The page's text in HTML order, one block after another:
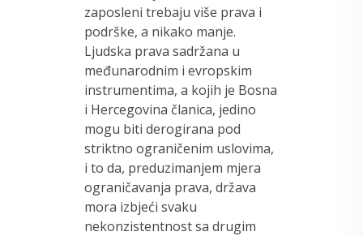
zaposleni trebaju više prava i
podrške, a nikako manje.
Ljudska prava sadržana u
međunarodnim i evropskim
instrumentima, a kojih je Bosna
i Hercegovina članica, jedino
mogu biti derogirana pod
striktno ograničenim uslovima,
i to da, preduzimanjem mjera
ograničavanja prava, država
mora izbjeći svaku
nekonzistentnost sa drugim